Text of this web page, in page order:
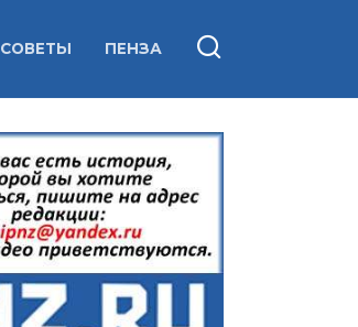
СОВЕТЫ ПЕНЗА